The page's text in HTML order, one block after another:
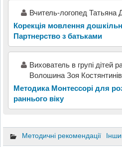
Вчитель-логопед Татьяна
Корекція мовлення
Партнерство з батьками
Вихователь в групі дітей
Волошина Зоя
Методика Монтессорі для
раннього віку
Методичні рекомендації